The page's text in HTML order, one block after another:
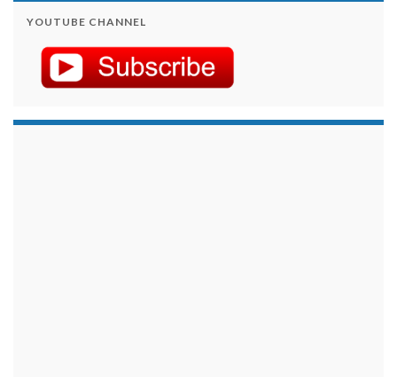
YOUTUBE CHANNEL